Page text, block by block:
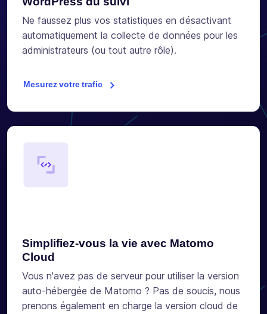
Ne faussez plus vos statistiques en désactivant
automatiquement la collecte de données pour les
administrateurs (ou tout autre rôle).
Mesurez votre trafic
Simplifiez-vous la vie avec Matomo
Cloud
Vous n'avez pas de serveur pour utiliser la version
auto-hébergée de Matomo ? Pas de soucis, nous
prenons également en charge la version cloud de